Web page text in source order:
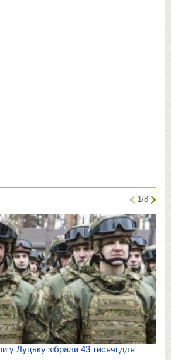
1/8
у Луцьку зібрали 43 тисячі для